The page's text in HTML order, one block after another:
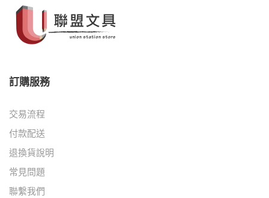
訂購服務
交易流程
付款配送
退換貨說明
常見問題
聯繫我們